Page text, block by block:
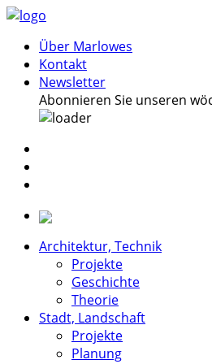
Über Marlowes
Kontakt
Newsletter
Abonnieren Sie unseren
Architektur, Technik
Projekte
Geschichte
Theorie
Stadt, Landschaft
Projekte
Planung